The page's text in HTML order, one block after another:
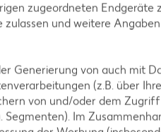
und auf den
zugeordneten Endgeräte
zulassen und weitere
Generierung von auch mit
(z.B. über
von und/oder dem
Im